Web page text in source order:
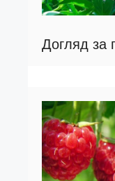
Догляд за